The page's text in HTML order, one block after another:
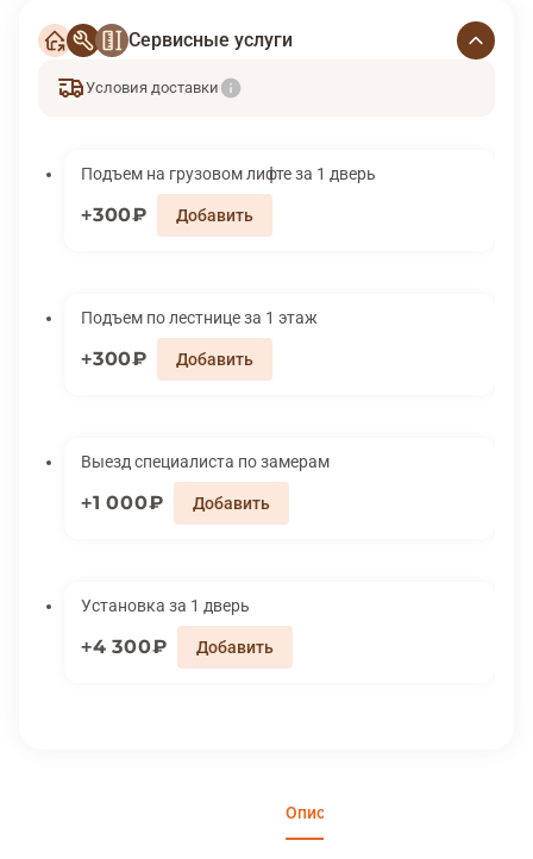
Сервисные услуги
Условия доставки
Подъем на грузовом лифте за 1 дверь
300₽
Подъем по лестнице за 1 этаж
300₽
Выезд специалиста по замерам
1 000₽
Установка за 1 дверь
4 300₽
Описание